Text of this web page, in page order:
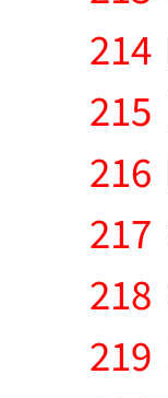
214
215
216
217
218
219